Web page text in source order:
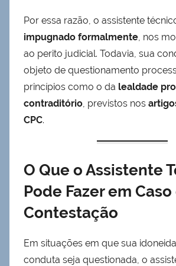
Por essa razão, o assistente
impugnado formalmente, nos
ao perito judicial. Todavia, sua
objeto de questionamento
princípios como o da lealdade
contraditório, previstos nos
CPC.
O Que o Assistente
Pode Fazer em
Contestação
Em situações em que sua
conduta seja questionada, o